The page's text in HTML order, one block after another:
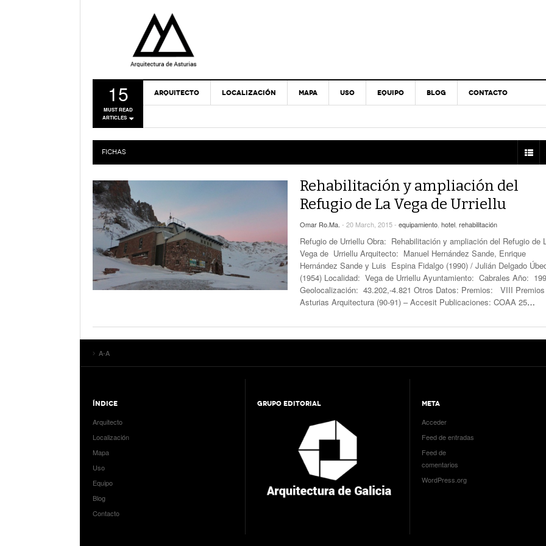
15
MUST READ
ARTICLES
ARQUITECTO LOCALIZACIÓN MAPA USO EQUIPO BLOG CONTACTO
FICHAS
Rehabilitación y ampliación del
Refugio de La Vega de Urriellu
Omar Ro.Ma. - 20 March, 2015 - equipamiento hotel rehabilitación
Refugio de Urriellu Obra: Rehabilitación y ampliación del Refugio de
Vega de Urriellu Arquitecto: Manuel Hernández Sande, Enrique
Hernández Sande y Luis Espina Fidalgo (1990) / Julián Delgado
(1954) Localidad: Vega de Urriellu Ayuntamiento: Cabrales Año:
Geolocalización: 43.202,-4.821 Otros Datos: Premios: VIII Premios
Asturias Arquitectura (90-91) – Accesit Publicaciones: COAA 25…
A-A
ÍNDICE
Arquitecto
Localización
Mapa
Uso
Equipo
Blog
Contacto
GRUPO EDITORIAL META
Acceder
Feed de entradas
Feed de
comentarios
WordPress.org